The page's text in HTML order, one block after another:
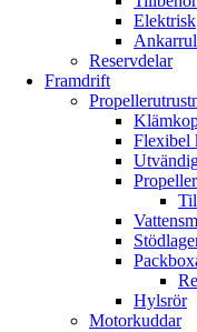
Elektrisk
Reservdelar
Framdrift
Flexibel
Hylsrör
Motorkuddar